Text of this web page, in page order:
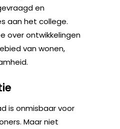
en
aan het college.
over ontwikkelingen
van wonen,
is onmisbaar voor
Maar niet